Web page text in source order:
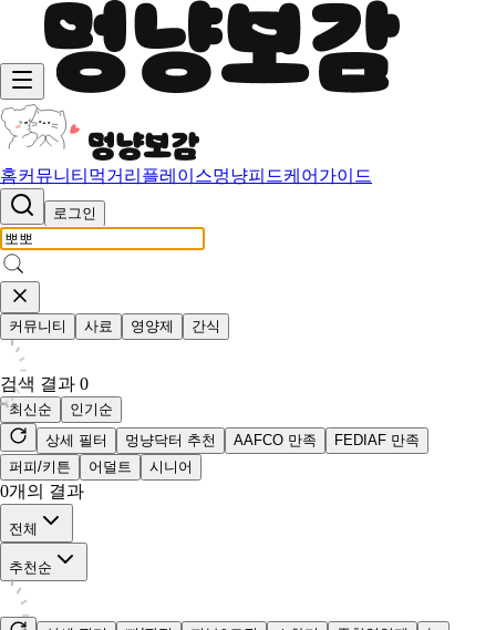
홈커뮤니티 먹거리 플레이스멍냥피드케어가이드
로그인
커뮤니티 사료 영양제 간식
검색 결과 0
최신순
인기순
상세 필터
멍냥닥터 추천 AAFCO 만족
FEDIAF 만족
퍼피/키튼
어덜트 시니어
0개의 결과
전체
추천순